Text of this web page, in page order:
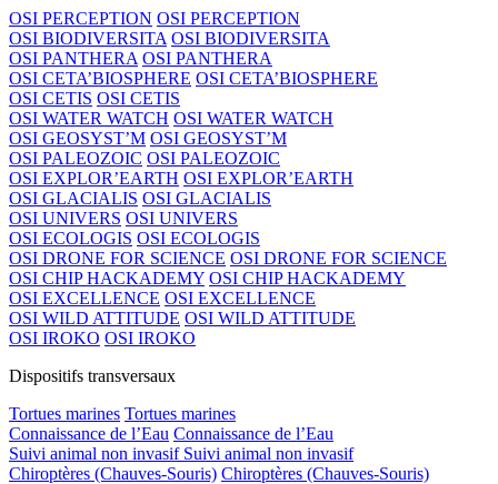
OSI PERCEPTION OSI PERCEPTION
OSI BIODIVERSITA OSI BIODIVERSITA
OSI PANTHERA OSI PANTHERA
OSI CETA’BIOSPHERE OSI CETA’BIOSPHERE
OSI CETIS OSI CETIS
OSI WATER WATCH OSI WATER WATCH
OSI GEOSYST’M OSI GEOSYST’M
OSI PALEOZOIC OSI PALEOZOIC
OSI EXPLOR’EARTH OSI EXPLOR’EARTH
OSI GLACIALIS OSI GLACIALIS
OSI UNIVERS OSI UNIVERS
OSI ECOLOGIS OSI ECOLOGIS
OSI DRONE FOR SCIENCE OSI DRONE FOR SCIENCE
OSI CHIP HACKADEMY OSI CHIP HACKADEMY
OSI EXCELLENCE OSI EXCELLENCE
OSI WILD ATTITUDE OSI WILD ATTITUDE
OSI IROKO OSI IROKO
Dispositifs transversaux
Tortues marines Tortues marines
Connaissance de l’Eau Connaissance de l’Eau
Suivi animal non invasif Suivi animal non invasif
Chiroptères (Chauves-Souris) Chiroptères (Chauves-Souris)